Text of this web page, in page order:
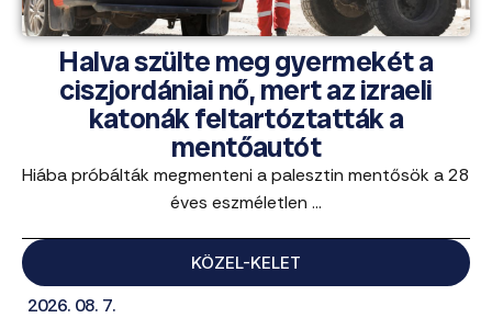
Halva szülte meg gyermekét a
ciszjordániai nő, mert az izraeli
katonák feltartóztatták a
mentőautót
Hiába próbálták megmenteni a palesztin mentősök a 28
éves eszméletlen ...
KÖZEL-KELET
2026. 08. 7.